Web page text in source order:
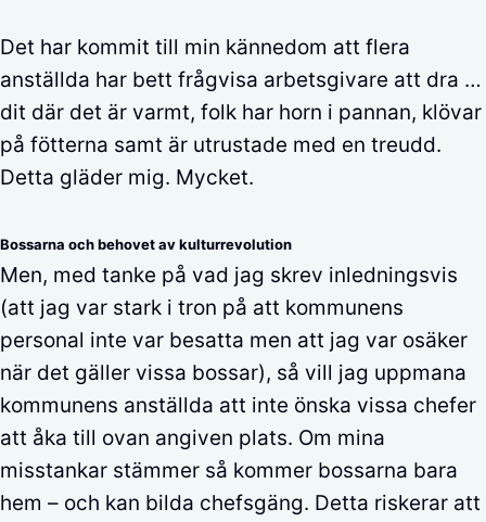
Det har kommit till min kännedom att flera
anställda har bett frågvisa arbetsgivare att dra …
dit där det är varmt, folk har horn i pannan, klövar
på fötterna samt är utrustade med en treudd.
Detta gläder mig. Mycket.
Bossarna och behovet av kulturrevolution
Men, med tanke på vad jag skrev inledningsvis
(att jag var stark i tron på att kommunens
personal inte var besatta men att jag var osäker
när det gäller vissa bossar), så vill jag uppmana
kommunens anställda att inte önska vissa chefer
att åka till ovan angiven plats. Om mina
misstankar stämmer så kommer bossarna bara
hem – och kan bilda chefsgäng. Detta riskerar att